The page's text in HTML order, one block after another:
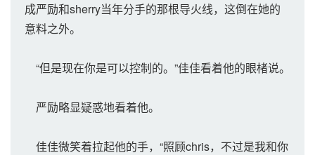
成严励和sherry当年分手的那根导火线，这倒在她的
意料之外。
“但是现在你是可以控制的。”佳佳看着他的眼楮说。
严励略显疑惑地看着他。
佳佳微笑着拉起他的手，“照顾chris，不过是我和你